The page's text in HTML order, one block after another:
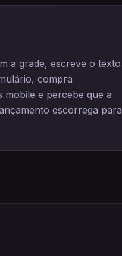
a grade, escreve o texto
compra
mobile e percebe que a
escorrega para